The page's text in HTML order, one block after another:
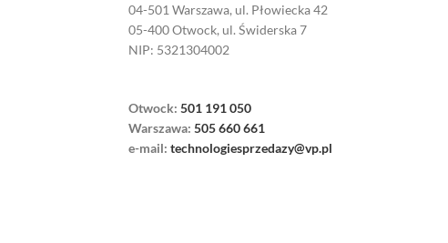
04-501 Warszawa, ul. Płowiecka 42
05-400 Otwock, ul. Świderska 7
NIP: 5321304002
Otwock: 501 191 050
Warszawa: 505 660 661
e-mail: technologiesprzedazy@vp.pl